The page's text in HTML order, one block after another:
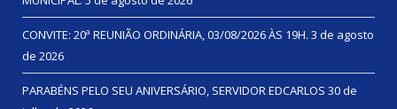
CONVITE: 20ª REUNIÃO ORDINÁRIA, 03/08/2026 ÀS 19H. 3 de agosto
de 2026
PARABÉNS PELO SEU ANIVERSÁRIO, SERVIDOR EDCARLOS 30 de